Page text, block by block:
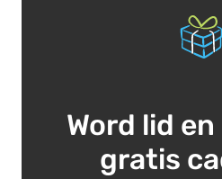
Word lid
gratis